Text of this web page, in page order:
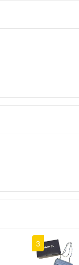
3